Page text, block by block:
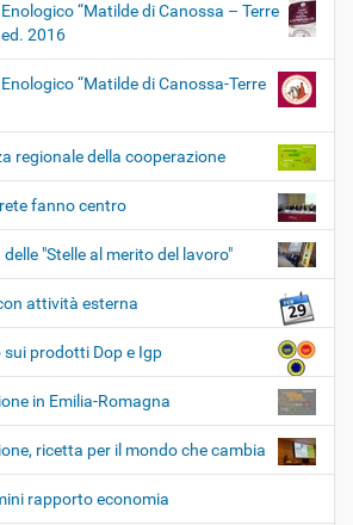
“Matilde di Canossa – Terre
2016
“Matilde di Canossa-Terre
regionale della cooperazione
fanno centro
"Stelle al merito del lavoro"
attività esterna
sui prodotti Dop e Igp
in Emilia-Romagna
ricetta per il mondo che cambia
rapporto economia